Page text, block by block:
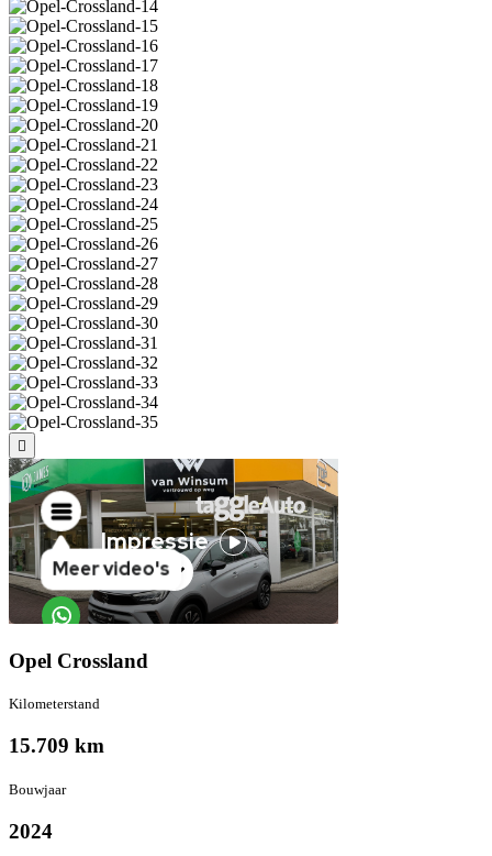
Opel Crossland
Kilometer­stand
15.709 km
Bouwjaar
2024